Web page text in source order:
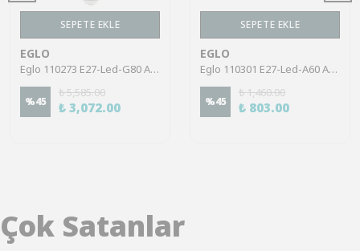
SEPETE EKLE
EGLO
Eglo 110273 E27-Led-G80 Ampul 1X4,9W Şeffaf 3000K 400 Lümen Dim Edilebilir RGB
%45
₺ 5,585.00
₺ 3,072.00
SEPETE EKLE
EGLO
Eglo 110301 E27-Led-A60 Ampul 5X8,5W Opal 3000K 806 Lümen 5'Li Paket
%45
₺ 1,460.00
₺ 803.00
Çok Satanlar